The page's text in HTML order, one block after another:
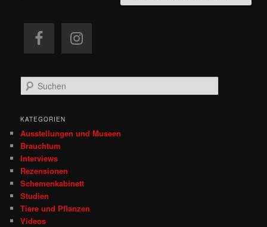
u
h
n
KATEGORIEN
Ausstellungen und Museen
Brauchtum
Interviews
Rezensionen
Schemenkabinett
Studien
Tiere und Pflanzen
Videos